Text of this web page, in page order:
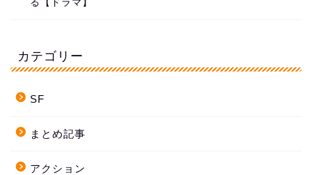
る【ドラマ】
カテゴリー
SF
まとめ記事
アクション